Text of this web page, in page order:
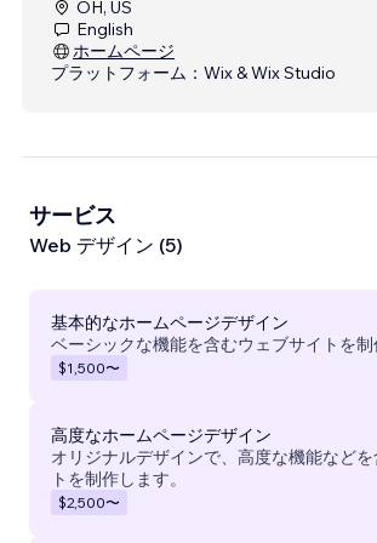
OH, US
English
ホームページ
プラットフォーム： Wix & Wix Studio
サービス
Web デザイン (5)
基本的なホームページデザイン
ベーシックな機能を含むウェブサイトを制
$1,500〜
高度なホームページデザイン
オリジナルデザインで、高度な機能など
トを制作します。
$2,500〜